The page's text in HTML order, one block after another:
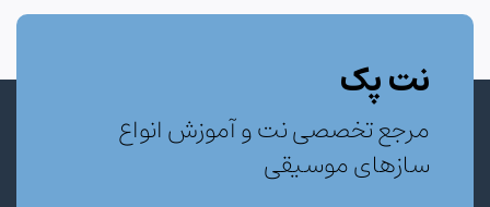
نت پک
مرجع تخصصی نت و آموزش انواع
سازهای موسیقی